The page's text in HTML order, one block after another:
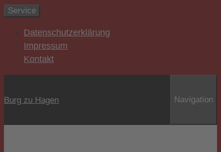
Zum
springen
Service
Datenschutzerklärung
Impressum
Kontakt
Burg zu Hagen Navigation